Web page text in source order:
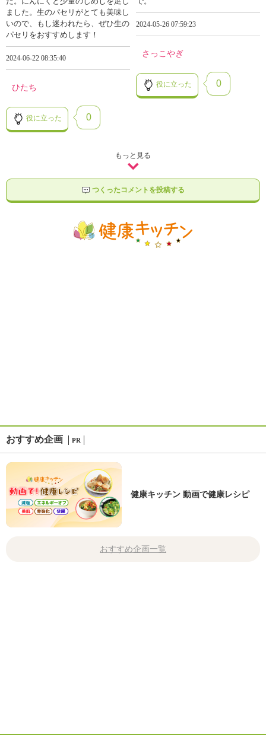
ました。生のパセリがとても美味し
いので、もし迷われたら、ぜひ生の
パセリをおすすめします！
2024-06-22 08:35:40
ひたち
役に立った 0
2024-05-26 07:59:23
さっこやぎ
役に立った 0
もっと見る
つくったコメントを投稿する
おすすめ企画 PR
健康キッチン 動画で健康レシピ
おすすめ企画一覧